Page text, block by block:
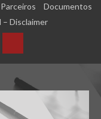
Documentos
– Disclaimer
Calculadora
Tempo
de